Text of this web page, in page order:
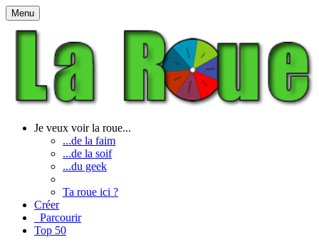
Menu
Je veux voir la roue...
...de la faim
...de la soif
...du geek
Ta roue ici ?
Créer
Parcourir
Top 50